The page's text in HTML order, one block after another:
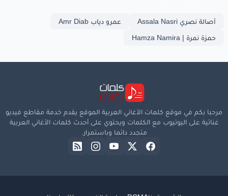
أصالة نصري Assala Nasri
عمرو دياب Amr Diab
حمزة نمرة | Hamza Namira
مرحبا بكم في موقع كلمات الأغاني العربية الموقع يقدم خدمة مقاطع فيديو
غنائية على اليوتيوب مع الكلمات ويحتوي على أحدث كلمات الأغاني العربية
متجدد دائما وباستمرار.